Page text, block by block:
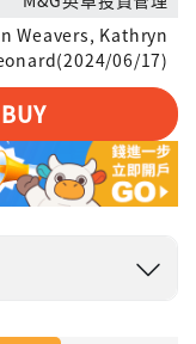
Weavers, Kathryn
06/17)
BUY